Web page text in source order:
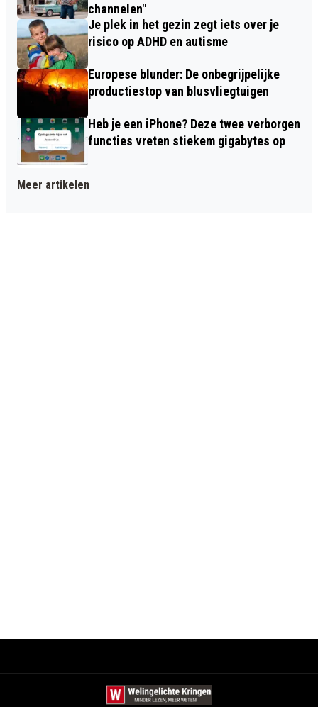
channelen"
Je plek in het gezin zegt iets over je
risico op ADHD en autisme
Europese blunder: De onbegrijpelijke
productiestop van blusvliegtuigen
Heb je een iPhone? Deze twee verborgen
functies vreten stiekem gigabytes op
Meer artikelen